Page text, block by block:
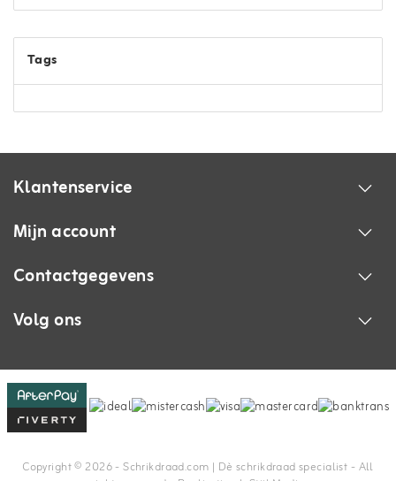
Tags
Klantenservice
Mijn account
Contactgegevens
Volg ons
Copyright © 2026 - Schrikdraad.com | Dè schrikdraad specialist - All